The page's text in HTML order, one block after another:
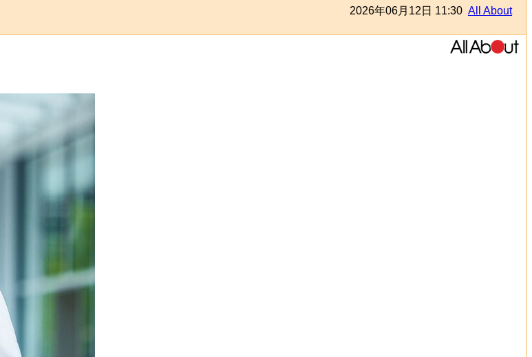
2026年06月12日 11:30 All About